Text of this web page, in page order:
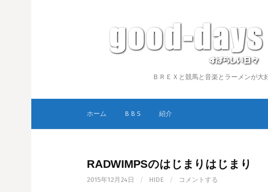
ッ
ＢＲＥＸと競馬と音楽とラーメンが大好き
ホーム B B S 紹介
RADWIMPSのはじまりはじまり
2015年12月24日 / HIDE / コメントする